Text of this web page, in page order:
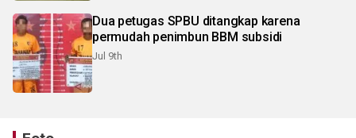
Dua petugas SPBU ditangkap karena
permudah penimbun BBM subsidi
Jul 9th